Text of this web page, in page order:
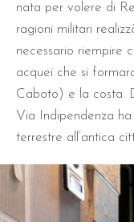
nata per volere di
ragioni militari
necessario riempire
acquei che si
Caboto) e la costa.
Via Indipendenza
terrestre all’antica